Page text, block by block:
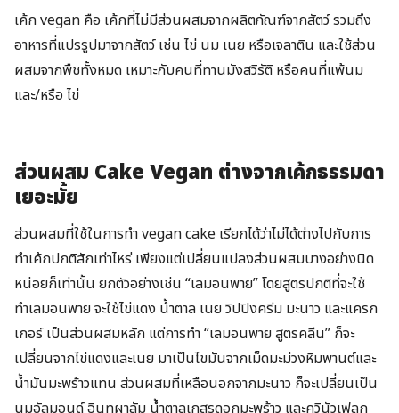
เค้ก vegan คือ เค้กที่ไม่มีส่วนผสมจากผลิตภัณฑ์จากสัตว์ รวมถึง
อาหารที่แปรรูปมาจากสัตว์ เช่น ไข่ นม เนย หรือเจลาติน และใช้ส่วน
ผสมจากพืชทั้งหมด เหมาะกับคนที่ทานมังสวิรัติ หรือคนที่แพ้นม
และ/หรือ ไข่
ส่วนผสม Cake Vegan ต่างจากเค้กธรรมดา
เยอะมั้ย
ส่วนผสมที่ใช้ในการทำ vegan cake เรียกได้ว่าไม่ได้ต่างไปกับการ
ทำเค้กปกติสักเท่าไหร่ เพียงแต่เปลี่ยนแปลงส่วนผสมบางอย่างนิด
หน่อยก็เท่านั้น ยกตัวอย่างเช่น “เลมอนพาย” โดยสูตรปกติที่จะใช้
ทำเลมอนพาย จะใช้ไข่แดง น้ำตาล เนย วิปปิงครีม มะนาว และแครก
เกอร์ เป็นส่วนผสมหลัก แต่การทำ “เลมอนพาย สูตรคลีน” ก็จะ
เปลี่ยนจากไข่แดงและเนย มาเป็นไขมันจากเม็ดมะม่วงหิมพานต์และ
น้ำมันมะพร้าวแทน ส่วนผสมที่เหลือนอกจากมะนาว ก็จะเปลี่ยนเป็น